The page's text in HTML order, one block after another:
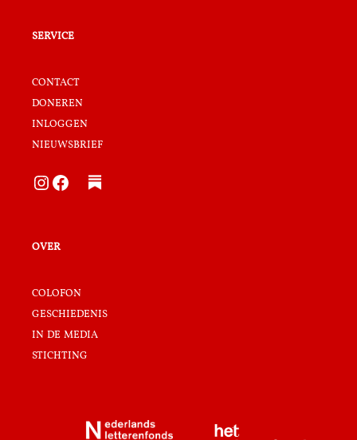
service
contact
doneren
inloggen
nieuwsbrief
Instagram Facebook
over
colofon
geschiedenis
in de media
stichting